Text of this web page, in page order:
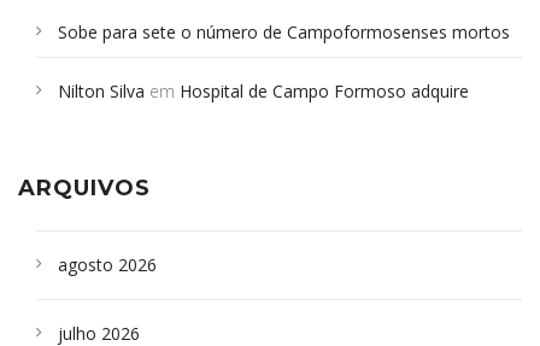
Sobe para sete o número de Campoformosenses mortos
Campoformosenses que morreram em desabamentos são
Nilton Silva em Hospital de Campo Formoso adquire
ARQUIVOS
agosto 2026
julho 2026